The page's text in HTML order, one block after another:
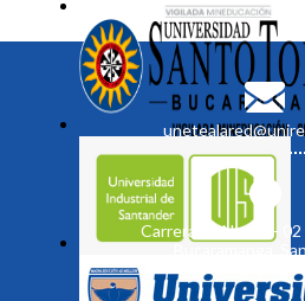
Carrera 19 No. 35 -
Bucaramanga,